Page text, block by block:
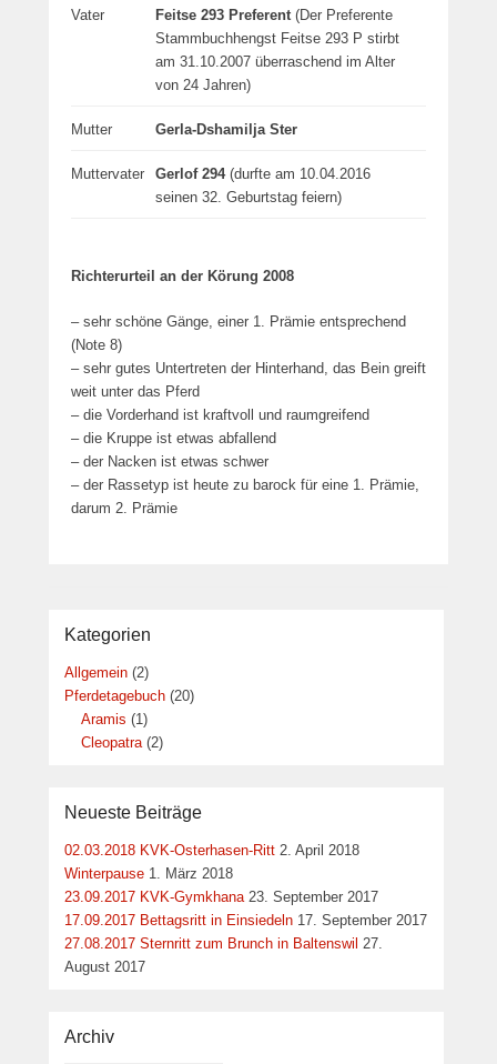
Vater Feitse 293 Preferent (Der Preferente
Stammbuchhengst Feitse 293 P stirbt
am 31.10.2007 überraschend im Alter
von 24 Jahren)
Mutter Gerla-Dshamilja Ster
Muttervater Gerlof 294(durfte am 10.04.2016
seinen 32. Geburtstag feiern)
Richterurteil an der Körung 2008
– sehr schöne Gänge, einer 1. Prämie entsprechend
(Note 8)
– sehr gutes Untertreten der Hinterhand, das Bein greift
weit unter das Pferd
– die Vorderhand ist kraftvoll und raumgreifend
– die Kruppe ist etwas abfallend
– der Nacken ist etwas schwer
– der Rassetyp ist heute zu barock für eine 1. Prämie,
darum 2. Prämie
Kategorien
Allgemein (2)
Pferdetagebuch (20)
Aramis (1)
Cleopatra (2)
Neueste Beiträge
02.03.2018 KVK-Osterhasen-Ritt 2. April 2018
Winterpause 1. März 2018
23.09.2017 KVK-Gymkhana 23. September 2017
17.09.2017 Bettagsritt in Einsiedeln 17. September 2017
27.08.2017 Sternritt zum Brunch in Baltenswil 27.
August 2017
Archiv